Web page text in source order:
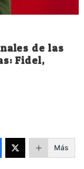
de las
Fidel,
Más